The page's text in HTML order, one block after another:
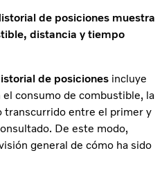
de posiciones muestra
distancia y tiempo
de posiciones incluye
consumo de combustible, la
transcurrido entre el primer y
De este modo,
general de cómo ha sido